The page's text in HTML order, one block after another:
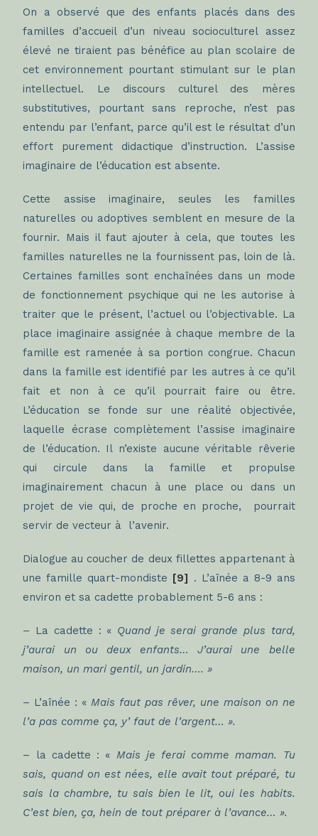
On a observé que des enfants placés dans des
familles d’accueil d’un niveau socioculturel assez
élevé ne tiraient pas bénéfice au plan scolaire de
cet environnement pourtant stimulant sur le plan
intellectuel. Le discours culturel des mères
substitutives, pourtant sans reproche, n’est pas
entendu par l’enfant, parce qu’il est le résultat d’un
effort purement didactique d’instruction. L’assise
imaginaire de l’éducation est absente.
Cette assise imaginaire, seules les familles
naturelles ou adoptives semblent en mesure de la
fournir. Mais il faut ajouter à cela, que toutes les
familles naturelles ne la fournissent pas, loin de là.
Certaines familles sont enchaînées dans un mode
de fonctionnement psychique qui ne les autorise à
traiter que le présent, l’actuel ou l’objectivable. La
place imaginaire assignée à chaque membre de la
famille est ramenée à sa portion congrue. Chacun
dans la famille est identifié par les autres à ce qu’il
fait et non à ce qu’il pourrait faire ou être.
L’éducation se fonde sur une réalité objectivée,
laquelle écrase complètement l’assise imaginaire
de l’éducation. Il n’existe aucune véritable rêverie
qui circule dans la famille et propulse
imaginairement chacun à une place ou dans un
projet de vie qui, de proche en proche, pourrait
servir de vecteur à l’avenir.
Dialogue au coucher de deux fillettes appartenant à
une famille quart-mondiste [9] . L’aînée a 8-9 ans
environ et sa cadette probablement 5-6 ans :
– La cadette : « Quand je serai grande plus tard,
j’aurai un ou deux enfants… J’aurai une belle
maison, un mari gentil, un jardin…. »
– L’aînée : «Mais faut pas rêver, une maison on ne
l’a pas comme ça, y’ faut de l’argent… ».
– la cadette : « Mais je ferai comme maman. Tu
sais, quand on est nées, elle avait tout préparé, tu
sais la chambre, tu sais bien le lit, oui les habits.
C’est bien, ça, hein de tout préparer à l’avance… ».